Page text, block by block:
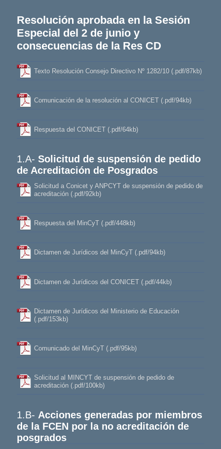
Resolución aprobada en la Sesión
Especial del 2 de junio y
consecuencias de la Res CD
Texto Resolución Consejo Directivo Nº 1282/10 (.pdf/87kb)
Comunicación de la resolución al CONICET (.pdf/94kb)
Respuesta del CONICET (.pdf/64kb)
1.A-Solicitud de suspensión de pedido
de Acreditación de Posgrados
Solicitud a Conicet y ANPCYT de suspensión de pedido de
acreditación (.pdf/92kb)
Respuesta del MinCyT (.pdf/448kb)
Dictamen de Jurídicos del MinCyT (.pdf/94kb)
Dictamen de Jurídicos del CONICET (.pdf/44kb)
Dictamen de Jurídicos del Ministerio de Educación
(.pdf/153kb)
Comunicado del MinCyT (.pdf/95kb)
Solicitud al MINCYT de suspensión de pedido de
acreditación (.pdf/100kb)
1.B- Acciones generadas por miembros
de la FCEN por la no acreditación de
posgrados